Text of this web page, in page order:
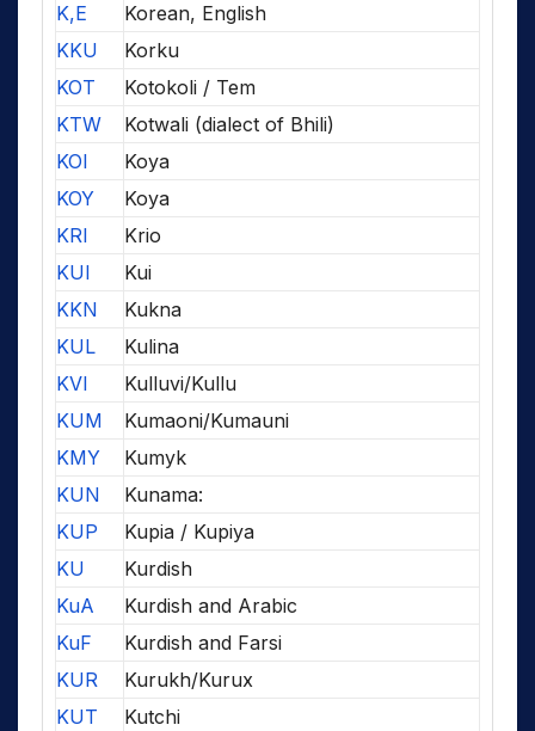
K,E
Korean, English
KKU
Korku
KOT
Kotokoli / Tem
KTW
Kotwali (dialect of Bhili)
KOI
Koya
KOY
Koya
KRI
Krio
KUI
Kui
KKN
Kukna
KUL
Kulina
KVI
Kulluvi/Kullu
KUM
Kumaoni/Kumauni
KMY
Kumyk
KUN
Kunama:
KUP
Kupia / Kupiya
KU
Kurdish
KuA
Kurdish and Arabic
KuF
Kurdish and Farsi
KUR
Kurukh/Kurux
KUT
Kutchi